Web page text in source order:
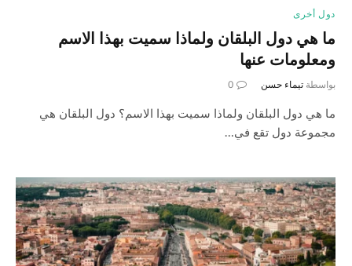
دول أخرى
ما هي دول البلقان ولماذا سميت بهذا الاسم
ومعلومات عنها
بواسطة تيماء حسن 0
ما هي دول البلقان ولماذا سميت بهذا الاسم؟ دول البلقان هي
مجموعة دول تقع في…